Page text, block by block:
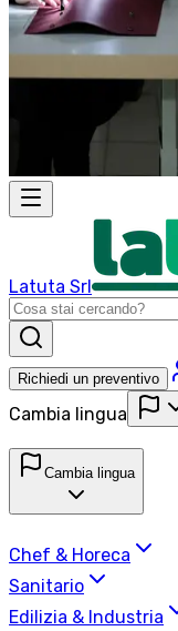
Latuta Srl
Richiedi un preventivo
Cambia lingua
Cambia lingua
Chef & Horeca
Sanitario
Edilizia & Industria